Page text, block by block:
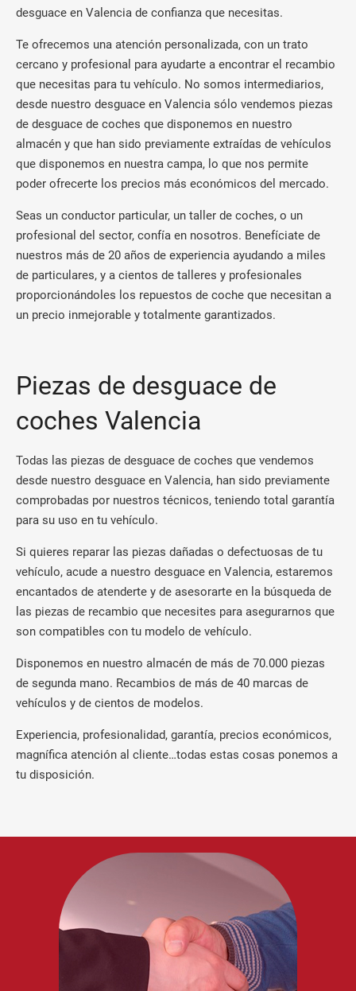
desguace en Valencia de confianza que necesitas.
Te ofrecemos una atención personalizada, con un trato
cercano y profesional para ayudarte a encontrar el recambio
que necesitas para tu vehículo. No somos intermediarios,
desde nuestro desguace en Valencia sólo vendemos piezas
de desguace de coches que disponemos en nuestro
almacén y que han sido previamente extraídas de vehículos
que disponemos en nuestra campa, lo que nos permite
poder ofrecerte los precios más económicos del mercado.
Seas un conductor particular, un taller de coches, o un
profesional del sector, confía en nosotros. Benefíciate de
nuestros más de 20 años de experiencia ayudando a miles
de particulares, y a cientos de talleres y profesionales
proporcionándoles los repuestos de coche que necesitan a
un precio inmejorable y totalmente garantizados.
Piezas de desguace de
coches Valencia
Todas las piezas de desguace de coches que vendemos
desde nuestro desguace en Valencia, han sido previamente
comprobadas por nuestros técnicos, teniendo total garantía
para su uso en tu vehículo.
Si quieres reparar las piezas dañadas o defectuosas de tu
vehículo, acude a nuestro desguace en Valencia, estaremos
encantados de atenderte y de asesorarte en la búsqueda de
las piezas de recambio que necesites para asegurarnos que
son compatibles con tu modelo de vehículo.
Disponemos en nuestro almacén de más de 70.000 piezas
de segunda mano. Recambios de más de 40 marcas de
vehículos y de cientos de modelos.
Experiencia, profesionalidad, garantía, precios económicos,
magnífica atención al cliente…todas estas cosas ponemos a
tu disposición.